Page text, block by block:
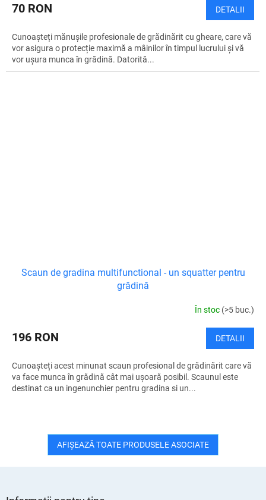
70 RON DETALII
Cunoașteți mănușile profesionale de grădinărit cu gheare, care vă
vor asigura o protecție maximă a mâinilor în timpul lucrului și vă
vor ușura munca în grădină. Datorită...
Scaun de gradina multifunctional - un squatter pentru
grădină
În stoc (>5 buc.)
196 RON DETALII
Cunoașteți acest minunat scaun profesional de grădinărit care vă
va face munca în grădină cât mai ușoară posibil. Scaunul este
destinat ca un ingenunchier pentru gradina si un...
AFIŞEAZĂ TOATE PRODUSELE ASOCIATE